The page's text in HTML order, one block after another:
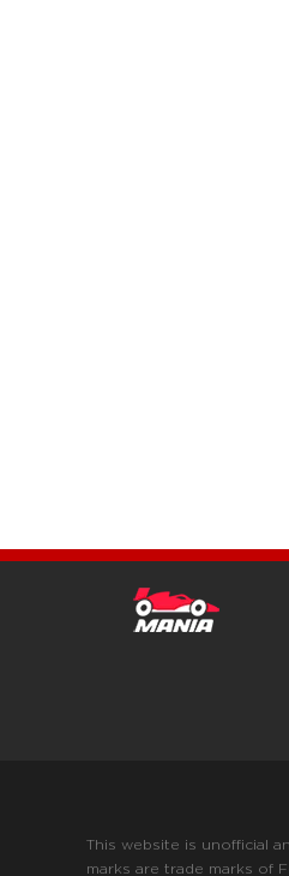
This website is unofficial
marks are trade marks of